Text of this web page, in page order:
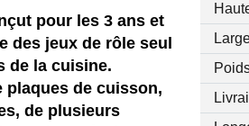
pour les 3 ans et
des jeux de rôle seul
de la cuisine.
plaques de cuisson,
de plusieurs